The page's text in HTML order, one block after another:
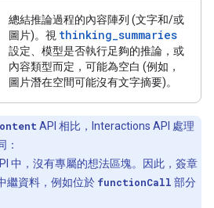
總結推論過程的內容陣列 (文字和/或
圖片)。視 thinking_summaries
設定、模型是否執行足夠的推論，或
內容類型而定，可能為空白 (例如，
圖片潛在空間可能沒有文字摘要)。
API 相比，Interactions API 處理
：
中，沒有專屬的想法區塊。因此，簽章
繼資料，例如位於 functionCall 部分